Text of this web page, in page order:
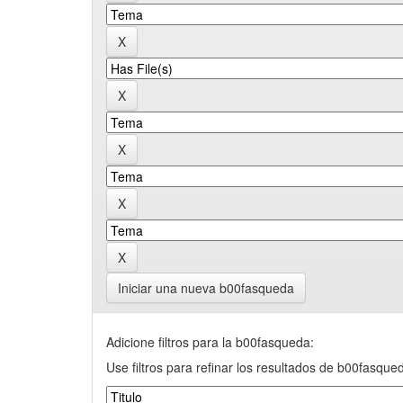
Iniciar una nueva b00fasqueda
Adicione filtros para la b00fasqueda:
Use filtros para refinar los resultados de